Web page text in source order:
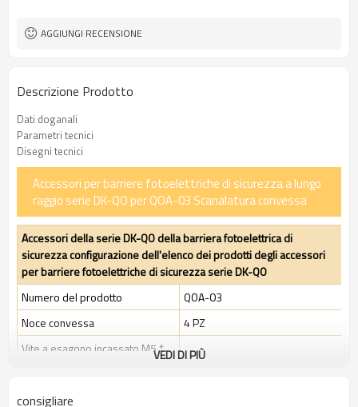
AGGIUNGI RECENSIONE
Descrizione Prodotto
Dati doganali
Parametri tecnici
Disegni tecnici
Accessori per barriere fotoelettriche di sicurezza a lungo
raggio serie DK-QO per QOA-03 Scanalatura convessa
Accessori della serie DK-QO della barriera fotoelettrica di
sicurezza configurazione dell'elenco dei prodotti degli accessori
per barriere fotoelettriche di sicurezza serie DK-QO
Numero del prodotto
QOA-03
Noce convessa
4 PZ
Vite a esagono incassato M5 *
4 PZ
VEDI DI PIÙ
consigliare